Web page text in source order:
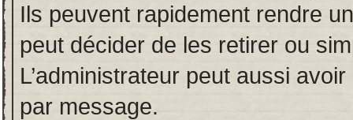
Ils peuvent rapidement rendre
peut décider de les retirer ou
L’administrateur peut aussi
par message.